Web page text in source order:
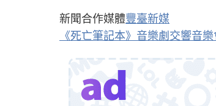
新聞合作媒體豐臺新媒
《死亡筆記本》音樂劇交響音